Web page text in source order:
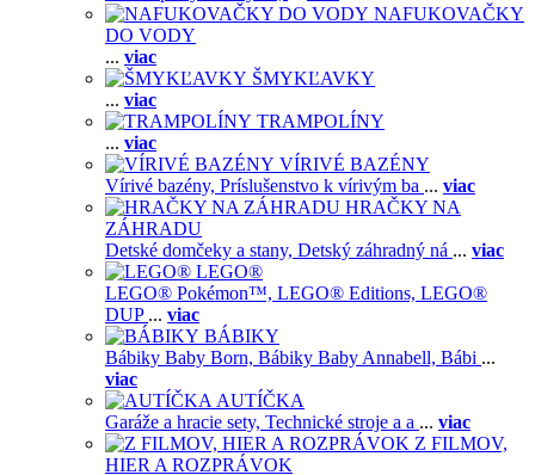
NAFUKOVAČKY
DO VODY
... viac
ŠMYKĽAVKY
... viac
TRAMPOLÍNY
... viac
VÍRIVÉ BAZÉNY
Vírivé bazény, Príslušenstvo k vírivým ba ... viac
HRAČKY NA
ZÁHRADU
Detské domčeky a stany, Detský záhradný ná ... viac
LEGO®
LEGO® Pokémon™, LEGO® Editions, LEGO®
DUP ... viac
BÁBIKY
Bábiky Baby Born, Bábiky Baby Annabell, Bábi ...
viac
AUTÍČKA
Garáže a hracie sety, Technické stroje a a ... viac
Z FILMOV,
HIER A ROZPRÁVOK